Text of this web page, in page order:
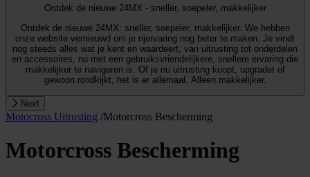
Ontdek de nieuwe 24MX - sneller, soepeler, makkelijker
Ontdek de nieuwe 24MX: sneller, soepeler, makkelijker. We hebben
onze website vernieuwd om je rijervaring nog beter te maken. Je vindt
nog steeds alles wat je kent en waardeert, van uitrusting tot onderdelen
en accessoires, nu met een gebruiksvriendelijkere, snellere ervaring die
makkelijker te navigeren is. Of je nu uitrusting koopt, upgradet of
gewoon rondkijkt, het is er allemaal. Alleen makkelijker.
Next
Motocross Uitrusting /Motorcross Bescherming
Motorcross Bescherming